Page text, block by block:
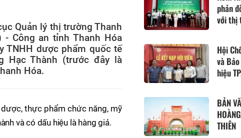
Quản lý thị trường Thanh
Công an tỉnh Thanh Hóa
TNHH dược phẩm quốc tế
Hạc Thành (trước đây là
Hóa.
thực phẩm chức năng, mỹ
và có dấu hiệu là hàng giả.
phản
với thị
Hội
và
hiệu
tăng
liên
trường
lành
BẢN
THIÊN